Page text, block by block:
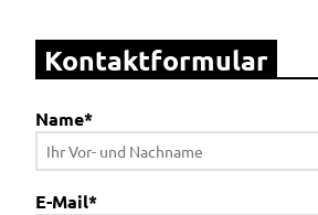
Kontaktformular
Name*
E-Mail*